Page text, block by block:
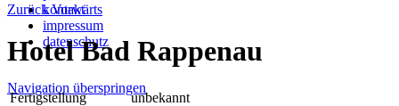
kontakt
impressum
datenschutz
Navigation überspringen
Zurück Vorwärts
Hotel Bad Rappenau
Fertigstellung
unbekannt